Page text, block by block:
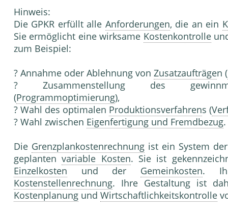
Hinweis:
Die GPKR erfüllt alle Anforderungen, die an ein
Sie ermöglicht eine wirksame Kostenkontrolle
zum Beispiel:
? Annahme oder Ablehnung von Zusatzaufträgen (
? Zusammenstellung des
(Programmoptimierung),
? Wahl des optimalen Produktionsverfahrens (
? Wahl zwischen Eigenfertigung und Fremdbezug.
Die Grenzplankostenrechnung ist ein System
geplantenvariable Kosten. Sie ist
Einzelkosten und der Gemeinkosten.
Kostenstellenrechnung. Ihre Gestaltung ist
Kostenplanung und Wirtschaftlichkeitskontrolle